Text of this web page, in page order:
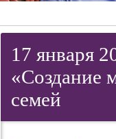
17 января
«Создание
семей